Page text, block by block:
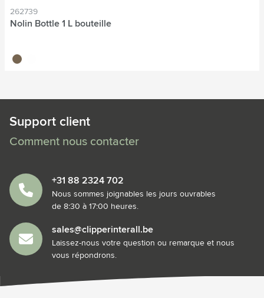
262739
Nolin Bottle 1 L bouteille
noir
Support client
Comment nous contacter
+31 88 2324 702
Nous sommes joignables les jours ouvrables
de 8:30 à 17:00 heures.
sales@clipperinterall.be
Laissez-nous votre question ou remarque et nous
vous répondrons.